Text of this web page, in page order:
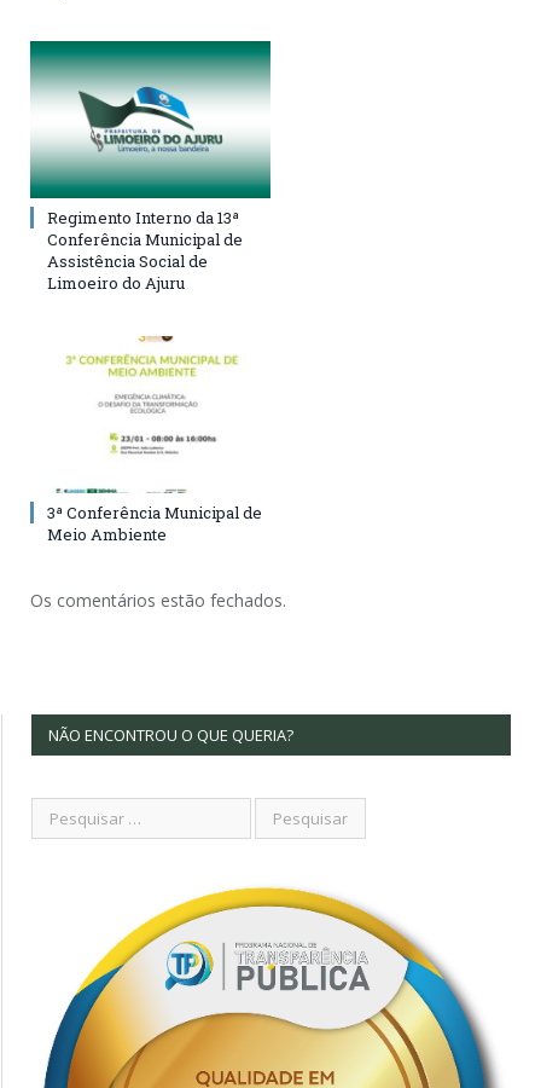
Regimento Interno da 13ª
Conferência Municipal de
Assistência Social de
Limoeiro do Ajuru
3ª Conferência Municipal de
Meio Ambiente
Os comentários estão fechados.
NÃO ENCONTROU O QUE QUERIA?